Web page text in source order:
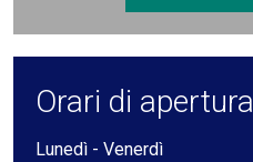
Orari di apertura
Lunedì - Venerdì